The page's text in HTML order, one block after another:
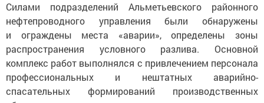
Силами подразделений Альметьевского районного
нефтепроводного управления были обнаружены
и ограждены места «аварии», определены зоны
распространения условного разлива. Основной
комплекс работ выполнялся с привлечением персонала
профессиональных и нештатных аварийно-
спасательных формирований производственных